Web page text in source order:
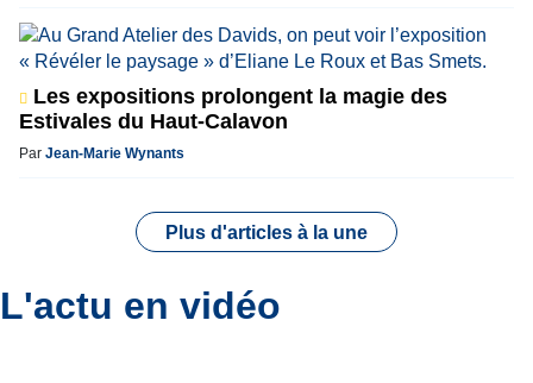
Les expositions prolongent la magie des
Estivales du Haut-Calavon
Par Jean-Marie Wynants
Plus d'articles à la une
L'actu en vidéo